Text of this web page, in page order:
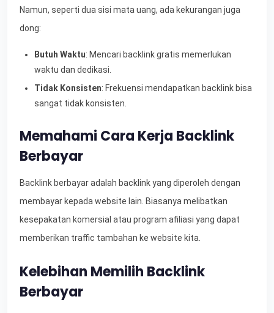
Namun, seperti dua sisi mata uang, ada kekurangan juga
dong:
Butuh Waktu: Mencari backlink gratis memerlukan
waktu dan dedikasi.
Tidak Konsisten: Frekuensi mendapatkan backlink bisa
sangat tidak konsisten.
Memahami Cara Kerja Backlink
Berbayar
Backlink berbayar adalah backlink yang diperoleh dengan
membayar kepada website lain. Biasanya melibatkan
kesepakatan komersial atau program afiliasi yang dapat
memberikan traffic tambahan ke website kita.
Kelebihan Memilih Backlink
Berbayar